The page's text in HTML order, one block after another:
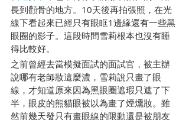
長到顴骨的地方。10天後再拍張照，在光
線下看起來已經只有眼眶1邊緣還有一些黑
眼圈的影子。這段時間雪莉根本也沒有睡
得比較好。
之前曾經去當模擬面試的面試官，被主辦
說哪有老師妝這麼濃，雪莉說只畫了眼
線，才知道原來因為黑眼圈遮瑕只遮了下
半，眼皮的熊貓眼被以為畫了煙燻妝。雖
然前幾天發只有畫眼線的限動還是被朋友